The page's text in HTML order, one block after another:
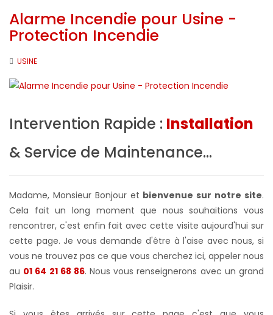
Alarme Incendie pour Usine -
Protection Incendie
USINE
Intervention Rapide : Installation
& Service de Maintenance...
Madame, Monsieur Bonjour et bienvenue sur notre site.
Cela fait un long moment que nous souhaitions vous
rencontrer, c'est enfin fait avec cette visite aujourd'hui sur
cette page. Je vous demande d'être à l'aise avec nous, si
vous ne trouvez pas ce que vous cherchez ici, appeler nous
au 01 64 21 68 86. Nous vous renseignerons avec un grand
Plaisir.